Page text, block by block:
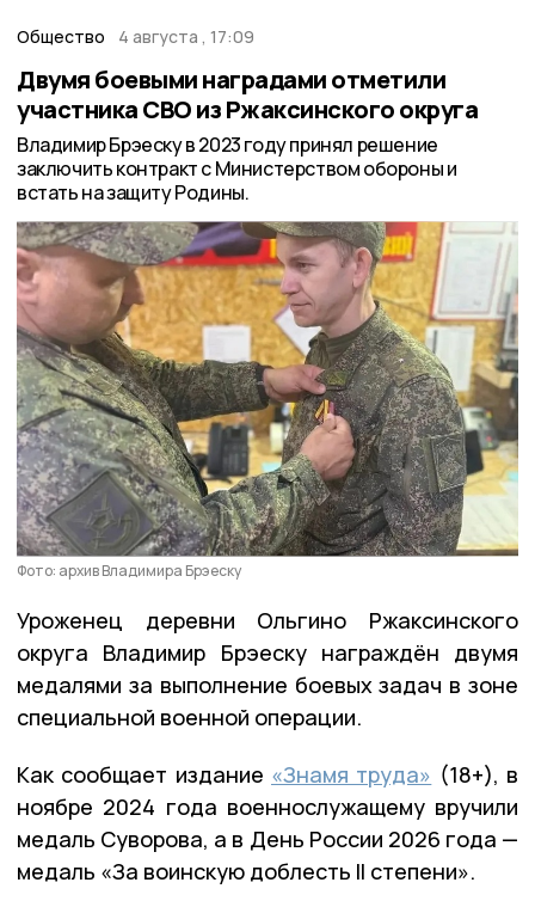
Общество 4 августа , 17:09
Двумя боевыми наградами отметили
участника СВО из Ржаксинского округа
Владимир Брэеску в 2023 году принял решение
заключить контракт с Министерством обороны и
встать на защиту Родины.
Фото: архив Владимира Брэеску
Уроженец деревни Ольгино Ржаксинского
округа Владимир Брэеску награждён двумя
медалями за выполнение боевых задач в зоне
специальной военной операции.
Как сообщает издание «Знамя труда» (18+), в
ноябре 2024 года военнослужащему вручили
медаль Суворова, а в День России 2026 года —
медаль «За воинскую доблесть II степени».